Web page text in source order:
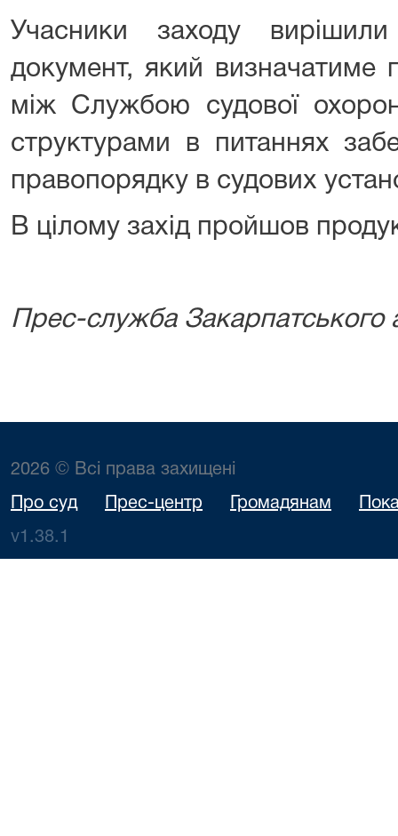
Учасники заходу
документ, який визначатиме
між Службою судової
структурами в питаннях
правопорядку в судових
В цілому захід пройшов
Прес-служба Закарпатського
2026 © Всі права захищені
Про суд Прес-центр Громадянам
v1.38.1